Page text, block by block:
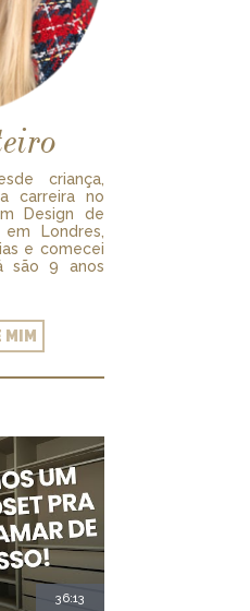
criança,
carreira no
Design de
Londres,
e comecei
são 9 anos
MIM
36:13